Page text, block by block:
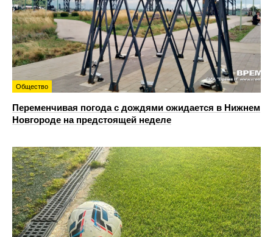
Общество
Переменчивая погода с дождями ожидается в Нижнем
Новгороде на предстоящей неделе